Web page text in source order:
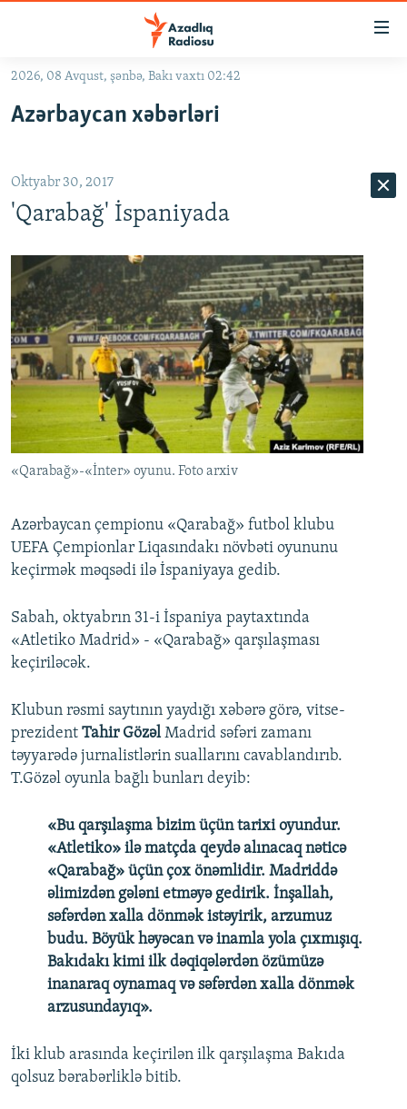
Əsas
qayıt
qayıt
Axtarışa
#ƏSLINDƏ
FƏRQƏ BAX
QANUNI DOĞRU
ARAŞDIRMA
MULTIMEDIA
VIDEO
FOTOQALEREYA
İNFOQRAFIKA
KARIKATURA
RADIO ARXIV
OXU ZALI
AZƏRBAYCAN ƏDƏBIYYATI KITABXANASI
İSLAM VƏ DEMOKRATIYA
HAQQIMIZDA
MISSIYAMIZ
PEŞƏ ETIKASI VƏ JURNALISTIKA STANDARTLARIMIZ
AZADLIQRADIOSU MOBIL TELEFONUNUZDA
BIZIMLƏ ƏLAQƏ
BIZI IZLƏ
RFE/RL-in bütün saytları
2026, 08 Avqust, şənbə, Bakı vaxtı 02:42
Azərbaycan xəbərləri
Oktyabr 30, 2017
'Qarabağ' İspaniyada
«Qarabağ»-«İnter» oyunu. Foto arxiv
Azərbaycan çempionu «Qarabağ» futbol klubu
UEFA Çempionlar Liqasındakı növbəti oyununu
keçirmək məqsədi ilə İspaniyaya gedib.
Sabah, oktyabrın 31-i İspaniya paytaxtında
«Atletiko Madrid» - «Qarabağ» qarşılaşması
keçiriləcək.
Klubun rəsmi saytının yaydığı xəbərə görə, vitse-
prezident Tahir GözəlMadrid səfəri zamanı
təyyarədə jurnalistlərin suallarını cavablandırıb.
T.Gözəl oyunla bağlı bunları deyib:
«Bu qarşılaşma bizim üçün tarixi oyundur.
«Atletiko» ilə matçda qeydə alınacaq nəticə
«Qarabağ» üçün çox önəmlidir. Madriddə
əlimizdən gələni etməyə gedirik. İnşallah,
səfərdən xalla dönmək istəyirik, arzumuz
budu. Böyük həyəcan və inamla yola çıxmışıq.
Bakıdakı kimi ilk dəqiqələrdən özümüzə
inanaraq oynamaq və səfərdən xalla dönmək
arzusundayıq».
İki klub arasında keçirilən ilk qarşılaşma Bakıda
qolsuz bərabərliklə bitib.